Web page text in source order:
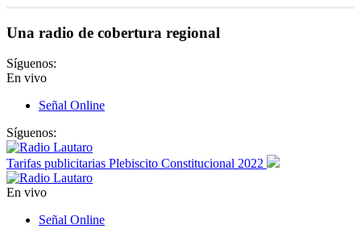
Una radio de cobertura regional
Síguenos:
En vivo
Señal Online
Síguenos:
Tarifas publicitarias Plebiscito Constitucional 2022
En vivo
Señal Online